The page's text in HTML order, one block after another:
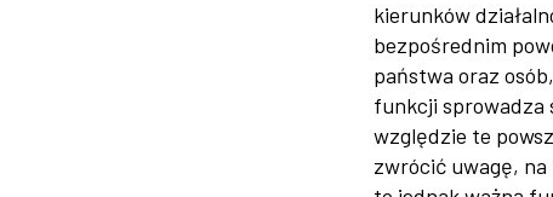
kierunków
bezpośrednim
państwa oraz
funkcji sprowadza
względzie te
zwrócić uwagę,